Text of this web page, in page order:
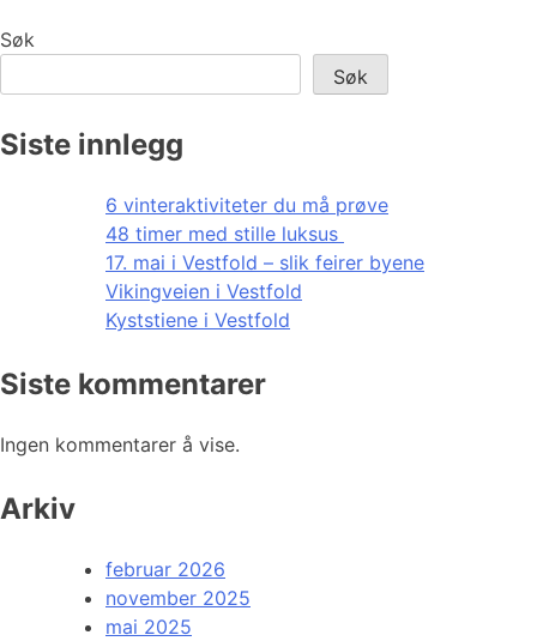
Søk
Søk
Siste innlegg
6 vinteraktiviteter du må prøve
48 timer med stille luksus
17. mai i Vestfold – slik feirer byene
Vikingveien i Vestfold
Kyststiene i Vestfold
Siste kommentarer
Ingen kommentarer å vise.
Arkiv
februar 2026
november 2025
mai 2025